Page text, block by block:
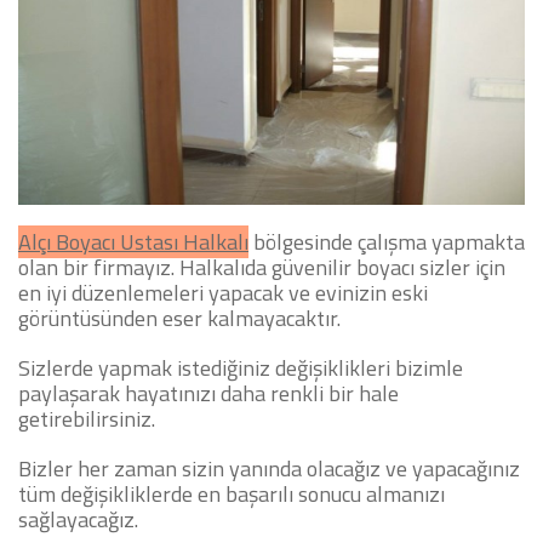
Alçı Boyacı Ustası Halkalı bölgesinde çalışma yapmakta
olan bir firmayız. Halkalıda güvenilir boyacı sizler için
en iyi düzenlemeleri yapacak ve evinizin eski
görüntüsünden eser kalmayacaktır.
Sizlerde yapmak istediğiniz değişiklikleri bizimle
paylaşarak hayatınızı daha renkli bir hale
getirebilirsiniz.
Bizler her zaman sizin yanında olacağız ve yapacağınız
tüm değişikliklerde en başarılı sonucu almanızı
sağlayacağız.